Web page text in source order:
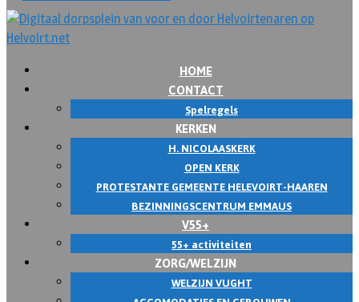
HOME
CONTACT
Spelregels
KERKEN
H. NICOLAASKERK
OPEN KERK
PROTESTANTE GEMEENTE HELEVOIRT-HAAREN
BEZINNINGSCENTRUM EMMAUS
V55+
55+ activiteiten
ZORG/WELZIJN
WELZIJN VUGHT